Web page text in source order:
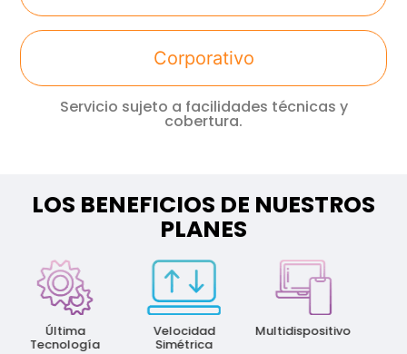
Corporativo
Servicio sujeto a facilidades técnicas y
cobertura.
LOS BENEFICIOS DE NUESTROS
PLANES
Última
Tecnología
Velocidad
Simétrica
Multidispositivo